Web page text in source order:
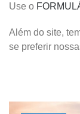
Use o
Além do site,
se preferir